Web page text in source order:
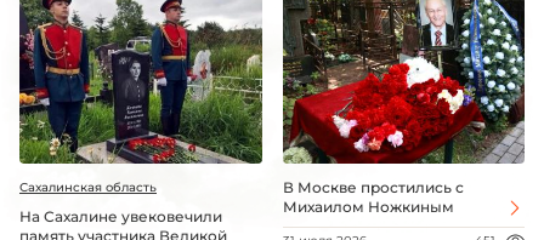
Сахалинская область
На Сахалине увековечили
память участника Великой
В Москве простились с
Михаилом Ножкиным